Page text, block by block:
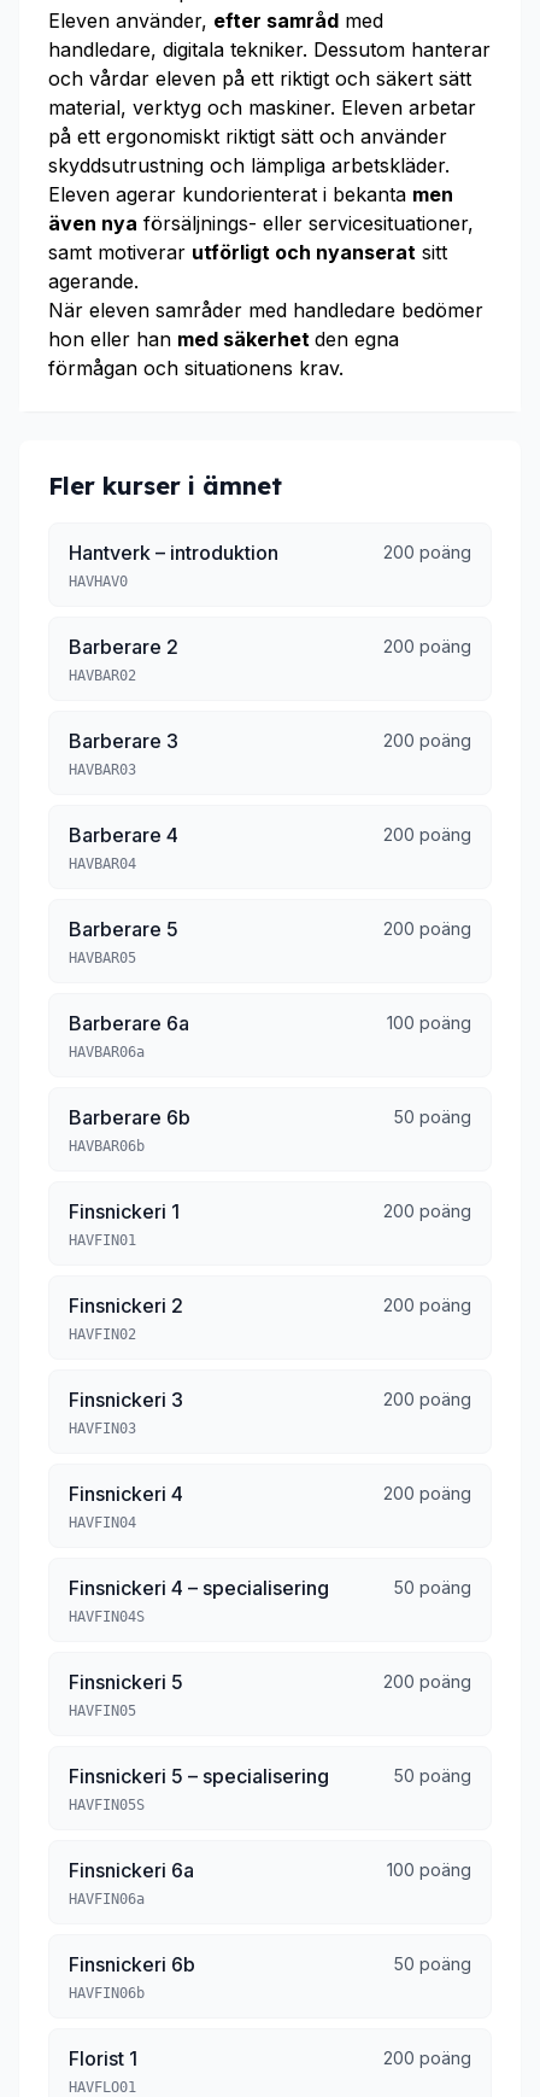
Eleven använder, efter samråd med
handledare, digitala tekniker. Dessutom hanterar
och vårdar eleven på ett riktigt och säkert sätt
material, verktyg och maskiner. Eleven arbetar
på ett ergonomiskt riktigt sätt och använder
skyddsutrustning och lämpliga arbetskläder.
Eleven agerar kundorienterat i bekanta men
även nya försäljnings- eller servicesituationer,
samt motiverar utförligt och nyanserat sitt
agerande.
När eleven samråder med handledare bedömer
hon eller han med säkerhet den egna
förmågan och situationens krav.
Fler kurser i ämnet
Hantverk – introduktion 200 poäng
HAVHAV0
Barberare 2 200 poäng
HAVBAR02
Barberare 3 200 poäng
HAVBAR03
Barberare 4 200 poäng
HAVBAR04
Barberare 5 200 poäng
HAVBAR05
Barberare 6a 100 poäng
HAVBAR06a
Barberare 6b 50 poäng
HAVBAR06b
Finsnickeri 1 200 poäng
HAVFIN01
Finsnickeri 2 200 poäng
HAVFIN02
Finsnickeri 3 200 poäng
HAVFIN03
Finsnickeri 4 200 poäng
HAVFIN04
Finsnickeri 4 – specialisering 50 poäng
HAVFIN04S
Finsnickeri 5 200 poäng
HAVFIN05
Finsnickeri 5 – specialisering 50 poäng
HAVFIN05S
Finsnickeri 6a 100 poäng
HAVFIN06a
Finsnickeri 6b 50 poäng
HAVFIN06b
Florist 1 200 poäng
HAVFLO01